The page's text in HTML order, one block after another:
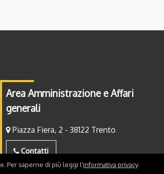
Area Amministrazione e Affari
generali
Piazza Fiera, 2 - 38122 Trento
Contatti
Per saperne di più leggi l'informativa privacy.